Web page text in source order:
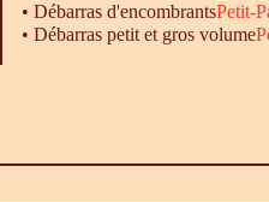
• Débarras d'encombrantsPetit-
• Débarras petit et gros volume